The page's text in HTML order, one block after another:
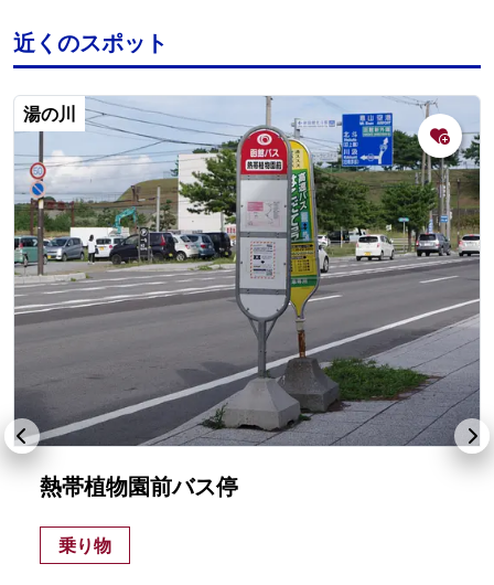
近くのスポット
湯の川
熱帯植物園前バス停
乗り物